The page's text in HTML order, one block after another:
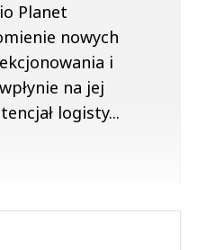
Planet
nowych
i
na jej
logisty...